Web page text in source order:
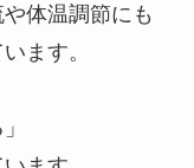
体温調節にも
ます。